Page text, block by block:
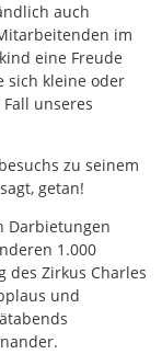
auch
im
eine Freude
sich kleine oder
unseres
zu seinem
getan!
Darbietungen
1.000
Zirkus Charles
und